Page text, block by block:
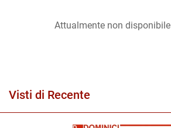
Attualmente non disponibile
Visti di Recente